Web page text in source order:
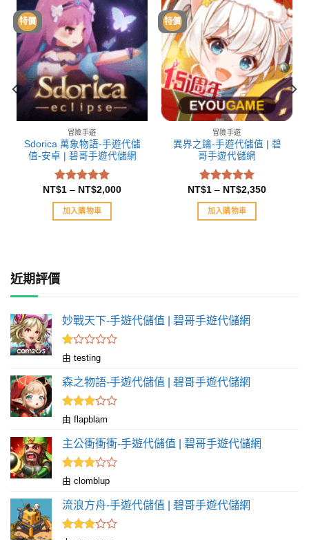
特價
冒險手遊
Sdorica 萬象物語-手遊代儲
值-安卓 | 碧哥手遊代儲網
評分5.00
滿分 5
NT$1 – NT$2,000
加入購物車
特價
冒險手遊
異界之鑰-手遊代儲值 | 碧
哥手遊代儲網
評分5.00
滿分 5
NT$1 – NT$2,350
加入購物車
近期評價
妙戰天下-手遊代儲值 | 碧哥手遊代儲網
評
1
滿
分
由 testing
森之物語-手遊代儲值 | 碧哥手遊代儲網
評分
滿
分 5
由 flapblam
主公衝衝衝-手遊代儲值 | 碧哥手遊代儲網
評分
分 5
由 clomblup
流浪方舟-手遊代儲值 | 碧哥手遊代儲網